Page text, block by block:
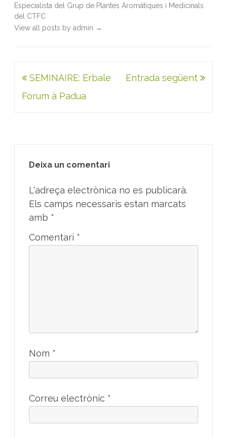
Especialista del Grup de Plantes Aromàtiques i Medicinals
del CTFC
View all posts by admin →
Navegació
d'entrades
SEMINAIRE: Erbale
Forum à Padua
Entrada següent
Deixa un comentari
L'adreça electrònica no es publicarà.
Els camps necessaris estan marcats
amb *
Comentari *
Nom *
Correu electrònic *